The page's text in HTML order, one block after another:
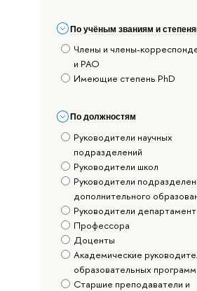
По учёным званиям и
Члены и члены-
и РАО
Имеющие степень PhD
По должностям
Руководители научных
подразделений
Руководители школ
Руководители
дополнительного
Руководители
Профессора
Доценты
Академические
образовательных программ
Старшие преподаватели и